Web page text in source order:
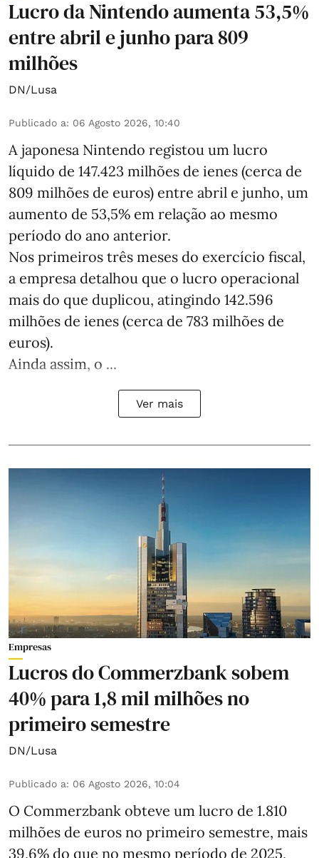
Lucro da Nintendo aumenta 53,5%
entre abril e junho para 809
milhões
DN/Lusa
Publicado a: 06 Agosto 2026, 10:40
A japonesa Nintendo registou um lucro
líquido de 147.423 milhões de ienes (cerca de
809 milhões de euros) entre abril e junho, um
aumento de 53,5% em relação ao mesmo
período do ano anterior.
Nos primeiros três meses do exercício fiscal,
a empresa detalhou que o lucro operacional
mais do que duplicou, atingindo 142.596
milhões de ienes (cerca de 783 milhões de
euros).
Ainda assim, o ...
Ver mais
Empresas
Lucros do Commerzbank sobem
40% para 1,8 mil milhões no
primeiro semestre
DN/Lusa
Publicado a: 06 Agosto 2026, 10:04
O Commerzbank obteve um lucro de 1.810
milhões de euros no primeiro semestre, mais
39,6% do que no mesmo período de 2025,